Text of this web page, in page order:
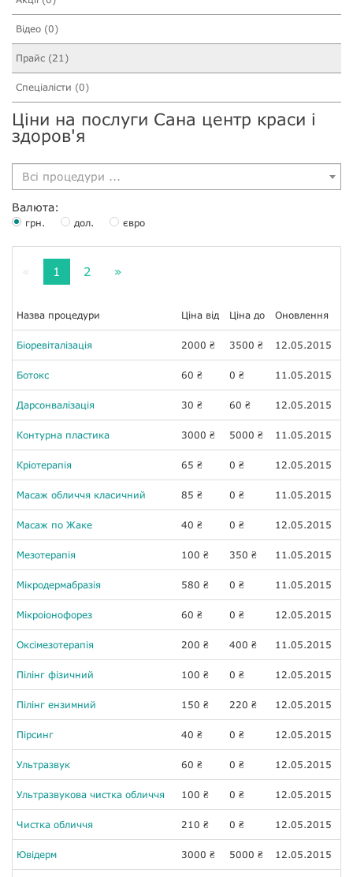
Відео (0)
Прайс (21)
Спеціалісти (0)
Ціни на послуги Сана центр краси і
здоров'я
Всі процедури ...
Валюта:
грн. дол. євро
1 2 »
Назва процедури Ціна від Ціна до Оновлення
Біоревіталізація 2000 ₴ 3500 ₴ 12.05.2015
Ботокс 60 ₴ 0 ₴ 11.05.2015
Дарсонвалізація 30 ₴ 60 ₴ 12.05.2015
Контурна пластика 3000 ₴ 5000 ₴ 11.05.2015
Кріотерапія 65 ₴ 0 ₴ 12.05.2015
Масаж обличчя класичний 85 ₴ 0 ₴ 11.05.2015
Масаж по Жаке 40 ₴ 0 ₴ 12.05.2015
Мезотерапія 100 ₴ 350 ₴ 11.05.2015
Мікродермабразія 580 ₴ 0 ₴ 11.05.2015
Мікроіонофорез 60 ₴ 0 ₴ 12.05.2015
Оксімезотерапія 200 ₴ 400 ₴ 11.05.2015
Пілінг фізичний 100 ₴ 0 ₴ 12.05.2015
Пілінг ензимний 150 ₴ 220 ₴ 12.05.2015
Пірсинг 40 ₴ 0 ₴ 12.05.2015
Ультразвук 60 ₴ 0 ₴ 12.05.2015
Ультразвукова чистка обличчя 100 ₴ 0 ₴ 12.05.2015
Чистка обличчя 210 ₴ 0 ₴ 12.05.2015
Ювідерм 3000 ₴ 5000 ₴ 12.05.2015